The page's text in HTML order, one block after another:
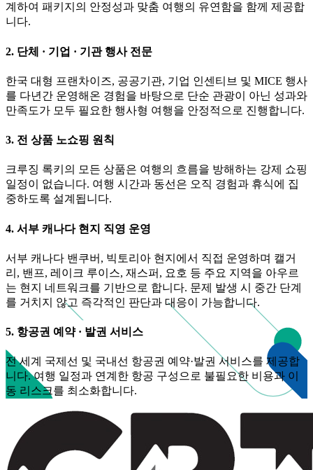
계하여 패키지의 안정성과 맞춤 여행의 유연함을 함께 제공합
니다.
2. 단체 · 기업 · 기관 행사 전문
한국 대형 프랜차이즈, 공공기관, 기업 인센티브 및 MICE 행사
를 다년간 운영해온 경험을 바탕으로 단순 관광이 아닌 성과와
만족도가 모두 필요한 행사형 여행을 안정적으로 진행합니다.
3. 전 상품 노쇼핑 원칙
크루징 록키의 모든 상품은 여행의 흐름을 방해하는 강제 쇼핑
일정이 없습니다. 여행 시간과 동선은 오직 경험과 휴식에 집
중하도록 설계됩니다.
4. 서부 캐나다 현지 직영 운영
서부 캐나다 밴쿠버, 빅토리아 현지에서 직접 운영하며 캘거
리, 밴프, 레이크 루이스, 재스퍼, 요호 등 주요 지역을 아우르
는 현지 네트워크를 기반으로 합니다. 문제 발생 시 중간 단계
를 거치지 않고 즉각적인 판단과 대응이 가능합니다.
5. 항공권 예약 · 발권 서비스
전 세계 국제선 및 국내선 항공권 예약·발권 서비스를 제공합
니다. 여행 일정과 연계한 항공 구성으로 불필요한 비용과 이
동 리스크를 최소화합니다.